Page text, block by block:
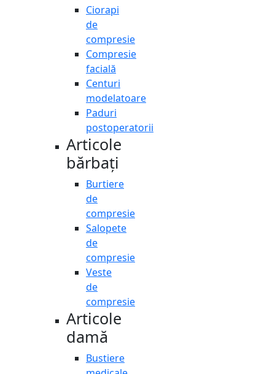
Ciorapi
de
compresie
Compresie
facială
Centuri
modelatoare
Paduri
postoperatorii
Articole
bărbați
Burtiere
de
compresie
Salopete
de
compresie
Veste
de
compresie
Articole
damă
Bustiere